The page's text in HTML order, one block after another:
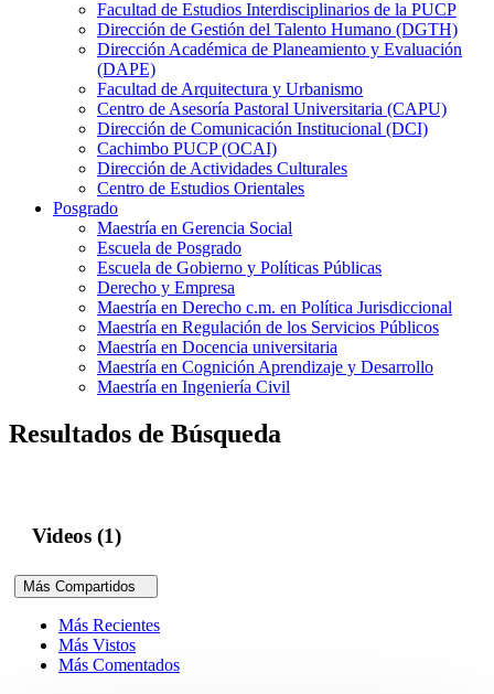
Facultad de Estudios Interdisciplinarios de la PUCP
Dirección de Gestión del Talento Humano (DGTH)
Dirección Académica de Planeamiento y Evaluación
(DAPE)
Facultad de Arquitectura y Urbanismo
Centro de Asesoría Pastoral Universitaria (CAPU)
Dirección de Comunicación Institucional (DCI)
Cachimbo PUCP (OCAI)
Dirección de Actividades Culturales
Centro de Estudios Orientales
Posgrado
Maestría en Gerencia Social
Escuela de Posgrado
Escuela de Gobierno y Políticas Públicas
Derecho y Empresa
Maestría en Derecho c.m. en Política Jurisdiccional
Maestría en Regulación de los Servicios Públicos
Maestría en Docencia universitaria
Maestría en Cognición Aprendizaje y Desarrollo
Maestría en Ingeniería Civil
Resultados de Búsqueda
Videos (1)
Más Compartidos
Más Recientes
Más Vistos
Más Comentados